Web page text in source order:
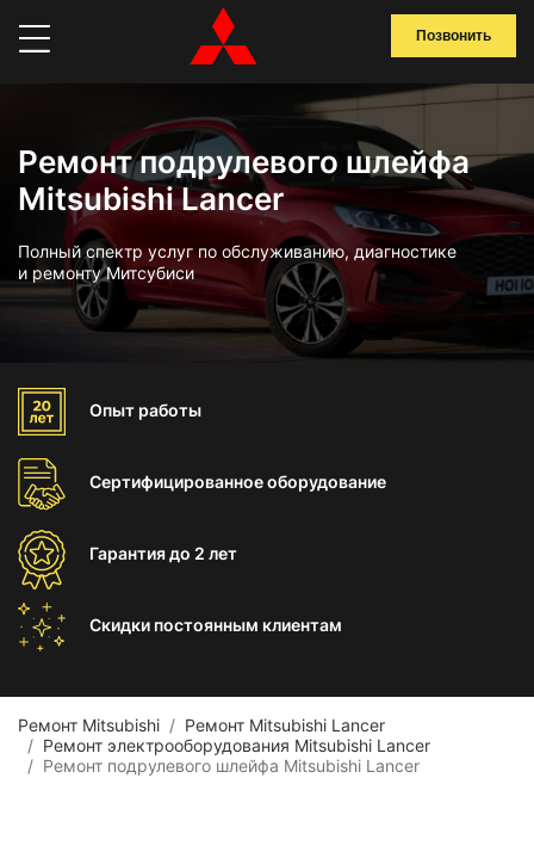
Позвонить
Ремонт подрулевого шлейфа
Mitsubishi Lancer
Полный спектр услуг по обслуживанию, диагностике
и ремонту Митсубиси
Опыт работы
Сертифицированноеоборудование
Гарантиядо 2 лет
Скидки постоянным клиентам
Ремонт Mitsubishi
Ремонт Mitsubishi Lancer
Ремонт электрооборудования Mitsubishi Lancer
Ремонт подрулевого шлейфа Mitsubishi Lancer